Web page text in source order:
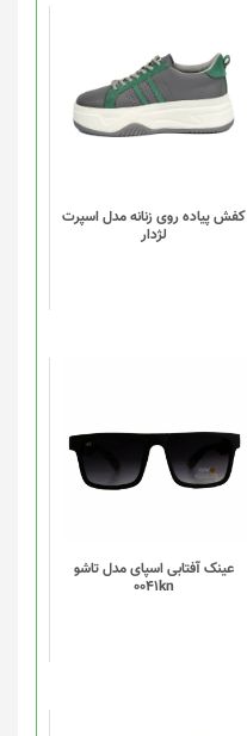
کفش پیاده روی زنانه مدل اسپرت
لژدار
محصول
دارای
انواع
مختلفی
گزینه
ها
عینک آفتابی اسپای مدل تاشو
0041kn